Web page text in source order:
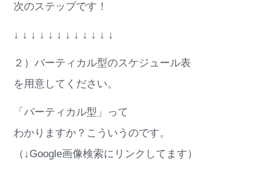
次のステップです！
↓ ↓ ↓ ↓ ↓ ↓ ↓ ↓ ↓ ↓ ↓ ↓
２）バーティカル型のスケジュール表
を用意してください。
「バーティカル型」って
わかりますか？こういうのです。
（↓Google画像検索にリンクしてます）